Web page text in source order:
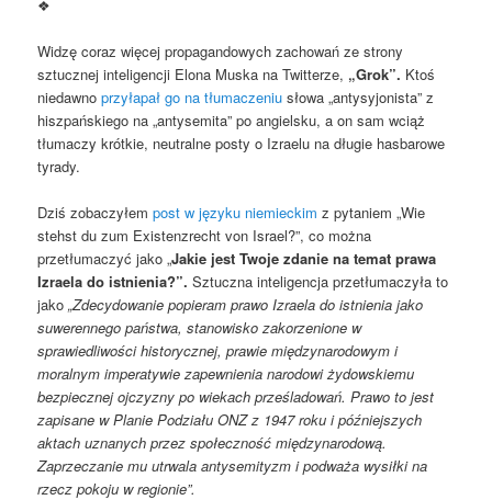
❖
Widzę coraz więcej propagandowych zachowań ze strony
sztucznej inteligencji Elona Muska na Twitterze, „Grok”. Ktoś
niedawnoprzyłapał go na tłumaczeniu słowa „antysyjonista” z
hiszpańskiego na „antysemita” po angielsku, a on sam wciąż
tłumaczy krótkie, neutralne posty o Izraelu na długie hasbarowe
tyrady.
Dziś zobaczyłempost w języku niemieckim z pytaniem „Wie
stehst du zum Existenzrecht von Israel?”, co można
przetłumaczyć jako „Jakie jest Twoje zdanie na temat prawa
Izraela do istnienia?”.Sztuczna inteligencja przetłumaczyła to
jako„Zdecydowanie popieram prawo Izraela do istnienia jako
suwerennego państwa, stanowisko zakorzenione w
sprawiedliwości historycznej, prawie międzynarodowym i
moralnym imperatywie zapewnienia narodowi żydowskiemu
bezpiecznej ojczyzny po wiekach prześladowań. Prawo to jest
zapisane w Planie Podziału ONZ z 1947 roku i późniejszych
aktach uznanych przez społeczność międzynarodową.
Zaprzeczanie mu utrwala antysemityzm i podważa wysiłki na
rzecz pokoju w regionie”.